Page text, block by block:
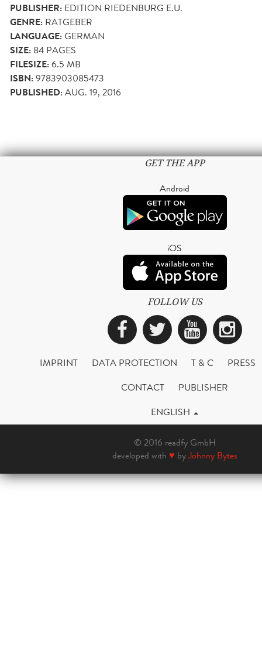
PUBLISHER: EDITION RIEDENBURG E.U.
GENRE: RATGEBER
LANGUAGE:GERMAN
SIZE: 84 PAGES
FILESIZE:6.5 MB
ISBN:9783903085473
PUBLISHED:AUG. 19, 2016
GET THE APP
Android
iOS
FOLLOW US
Facebook
Twitter
IMPRINT DATA PROTECTION T & C
PRESS
CONTACT
PUBLISHER
ENGLISH
© 2016 readfy GmbH
developed with ♥ byJohnny Bytes